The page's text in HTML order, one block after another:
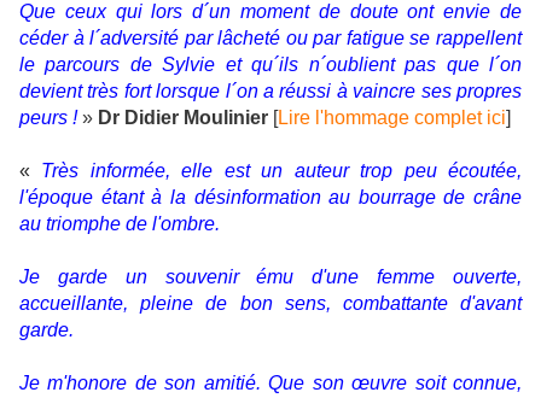
Que ceux qui lors d´un moment de doute ont envie de
céder à l´adversité par lâcheté ou par fatigue se rappellent
le parcours de Sylvie et qu´ils n´oublient pas que l´on
devient très fort lorsque l´on a réussi à vaincre ses propres
peurs !» Dr Didier Moulinier [Lire l'hommage complet ici]
« Très informée, elle est un auteur trop peu écoutée,
l'époque étant à la désinformation au bourrage de crâne
au triomphe de l'ombre.
Je garde un souvenir ému d'une femme ouverte,
accueillante, pleine de bon sens, combattante d'avant
garde.
Je m'honore de son amitié. Que son œuvre soit connue,